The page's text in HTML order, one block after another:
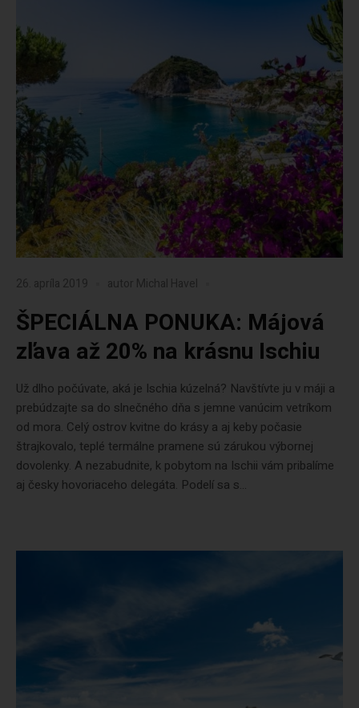
26. apríla 2019 autor Michal Havel
ŠPECIÁLNA PONUKA: Májová
zľava až 20% na krásnu Ischiu
Už dlho počúvate, aká je Ischia kúzelná? Navštívte ju v máji a
prebúdzajte sa do slnečného dňa s jemne vanúcim vetríkom
od mora. Celý ostrov kvitne do krásy a aj keby počasie
štrajkovalo, teplé termálne pramene sú zárukou výbornej
dovolenky. A nezabudnite, k pobytom na Ischii vám pribalíme
aj česky hovoriaceho delegáta. Podelí sa s...